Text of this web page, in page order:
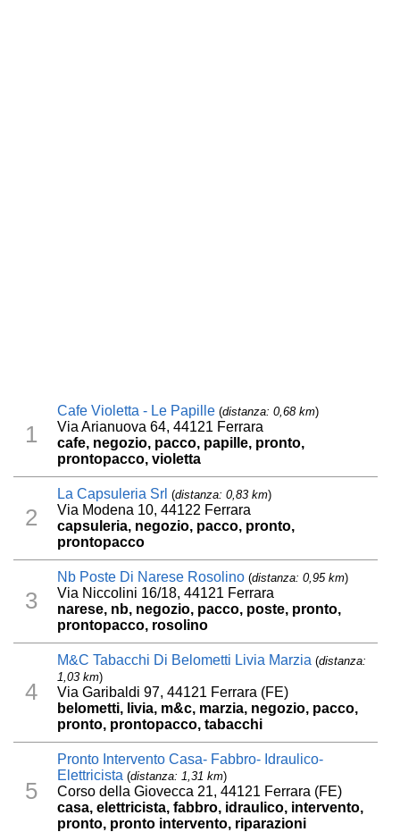
1
Cafe Violetta - Le Papille (distanza: 0,68 km)
Via Arianuova 64, 44121 Ferrara
cafe, negozio, pacco, papille, pronto,
prontopacco, violetta
2
La Capsuleria Srl (distanza: 0,83 km)
Via Modena 10, 44122 Ferrara
capsuleria, negozio, pacco, pronto,
prontopacco
3
Nb Poste Di Narese Rosolino (distanza: 0,95 km)
Via Niccolini 16/18, 44121 Ferrara
narese, nb, negozio, pacco, poste, pronto,
prontopacco, rosolino
4
M&C Tabacchi Di Belometti Livia Marzia (distanza:
1,03 km)
Via Garibaldi 97, 44121 Ferrara (FE)
belometti, livia, m&c, marzia, negozio, pacco,
pronto, prontopacco, tabacchi
5
Pronto Intervento Casa- Fabbro- Idraulico-
Elettricista (distanza: 1,31 km)
Corso della Giovecca 21, 44121 Ferrara (FE)
casa, elettricista, fabbro, idraulico, intervento,
pronto, pronto intervento, riparazioni